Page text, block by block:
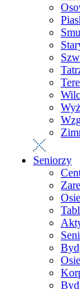
Seniorzy